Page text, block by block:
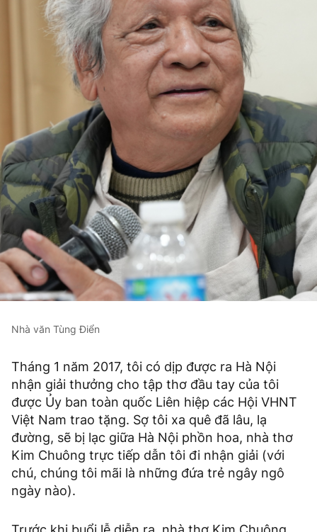
Nhà văn Tùng Điển
Tháng 1 năm 2017, tôi có dịp được ra Hà Nội
nhận giải thưởng cho tập thơ đầu tay của tôi
được Ủy ban toàn quốc Liên hiệp các Hội VHNT
Việt Nam trao tặng. Sợ tôi xa quê đã lâu, lạ
đường, sẽ bị lạc giữa Hà Nội phồn hoa, nhà thơ
Kim Chuông trực tiếp dẫn tôi đi nhận giải (với
chú, chúng tôi mãi là những đứa trẻ ngây ngô
ngày nào).